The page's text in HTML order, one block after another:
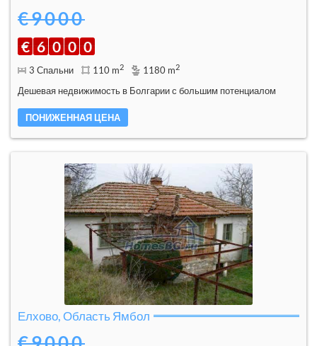
€9000
€ 6 0 0 0
3 Спальни 110 m2 1180 m2
Дешевая недвижимость в Болгарии с большим потенциалом
ПОНИЖЕННАЯ ЦЕНА
Елхово, Область Ямбол